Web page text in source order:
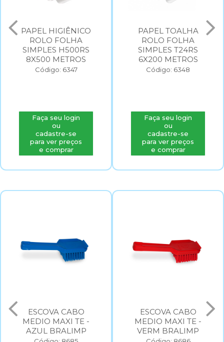
PAPEL HIGIÊNICO
ROLO FOLHA
SIMPLES H500RS
8X500 METROS
Código: 6347
Faça seu login
ou
cadastre-se
para ver preços
e comprar
PAPEL TOALHA
ROLO FOLHA
SIMPLES T24RS
6X200 METROS
Código: 6348
Faça seu login
ou
cadastre-se
para ver preços
e comprar
ESCOVA CABO
MEDIO MAXI TE -
VERM BRALIMP
ESCOVA LIMPA
GUIAS VERMELHO
Código: 8687